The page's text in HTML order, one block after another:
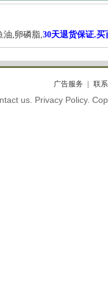
油,卵磷脂,30天退货保证.买
广告服务 联
us. Privacy Policy.